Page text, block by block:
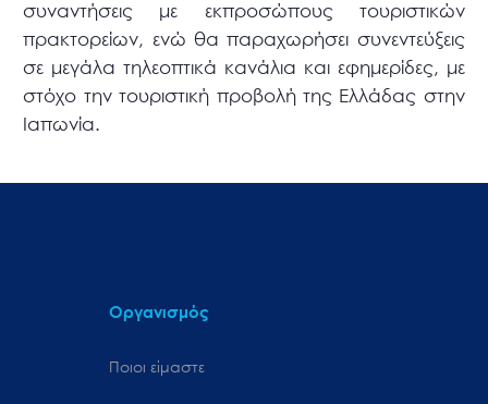
συναντήσεις με εκπροσώπους τουριστικών
πρακτορείων, ενώ θα παραχωρήσει συνεντεύξεις
σε μεγάλα τηλεοπτικά κανάλια και εφημερίδες, με
στόχο την τουριστική προβολή της Ελλάδας στην
Ιαπωνία.
Οργανισμός
Ποιοι είμαστε